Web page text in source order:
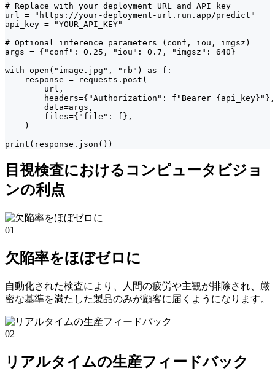
# Replace with your deployment URL and API key
url = "https://your-deployment-url.run.app/predict"
api_key = "YOUR_API_KEY"
# Optional inference parameters (conf, iou, imgsz)
args = {"conf": 0.25, "iou": 0.7, "imgsz": 640}
with open("image.jpg", "rb") as f:
    response = requests.post(
        url,
        headers={"Authorization": f"Bearer {api_key}"},
        data=args,
        files={"file": f},
    )
print(response.json())
目視検査におけるコンピュータビジョ
ンの利点
01
欠陥率をほぼゼロに
自動化された検査により、人間の疲労や主観が排除され、厳
密な基準を満たした製品のみが顧客に届くようになります。
02
リアルタイムの生産フィードバック